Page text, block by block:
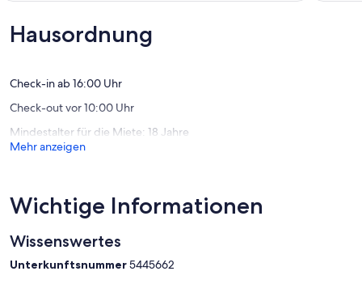
(9
Bewertungen)
Hausordnung
Check-in ab 16:00 Uhr
Check-out vor 10:00 Uhr
Mindestalter für die Miete: 18 Jahre
Mehr anzeigen
Wichtige Informationen
Wissenswertes
Unterkunftsnummer5445662